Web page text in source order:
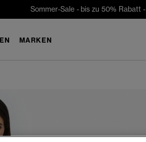
Sommer-Sale - bis zu 50% Rabatt -
MARKEN